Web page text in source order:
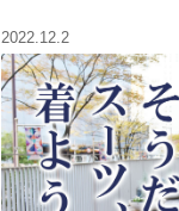
2022.12.2